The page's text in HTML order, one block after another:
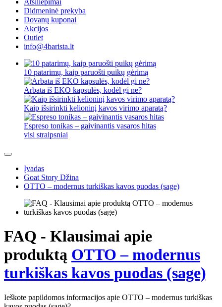
Atsiliepimai
Didmeninė prekyba
Dovanų kuponai
Akcijos
Outlet
info@4barista.lt
10 patarimų, kaip paruošti puikų gėrimą
Arbata iš EKO kapsulės, kodėl gi ne?
Kaip išsirinkti kelioninį kavos virimo aparatą?
Espreso tonikas – gaivinantis vasaros hitas
visi straipsniai
Įvadas
Goat Story Džina
OTTO – modernus turkiškas kavos puodas (sage)
FAQ - Klausimai apie
produktą OTTO – modernus
turkiškas kavos puodas (sage)
Ieškote papildomos informacijos apie OTTO – modernus turkiškas